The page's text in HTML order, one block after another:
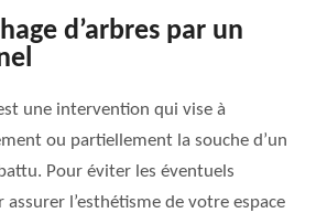
d’arbres par un
une intervention qui vise à
ou partiellement la souche d’un
Pour éviter les éventuels
l’esthétisme de votre espace